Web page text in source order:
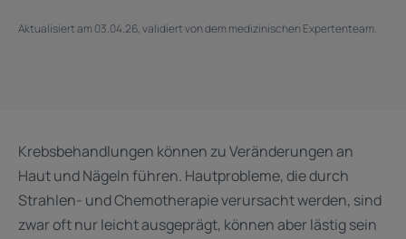
Aktualisiert am 03.04.26, validiert vondem medizinischen Expertenteam.
Krebsbehandlungen können zu Veränderungen an
Haut und Nägeln führen. Hautprobleme, die durch
Strahlen- und Chemotherapie verursacht werden, sind
zwar oft nur leicht ausgeprägt, können aber lästig sein